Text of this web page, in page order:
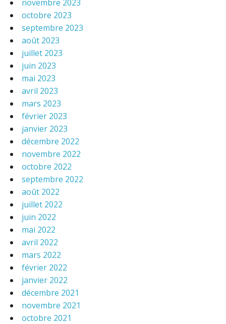
novembre 2023
octobre 2023
septembre 2023
août 2023
juillet 2023
juin 2023
mai 2023
avril 2023
mars 2023
février 2023
janvier 2023
décembre 2022
novembre 2022
octobre 2022
septembre 2022
août 2022
juillet 2022
juin 2022
mai 2022
avril 2022
mars 2022
février 2022
janvier 2022
décembre 2021
novembre 2021
octobre 2021